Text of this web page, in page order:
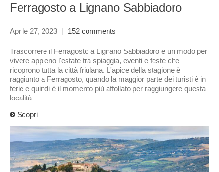
Ferragosto a Lignano Sabbiadoro
Aprile 27, 2023 | 152 comments
Trascorrere il Ferragosto a Lignano Sabbiadoro è un modo per
vivere appieno l'estate tra spiaggia, eventi e feste che
ricoprono tutta la città friulana. L'apice della stagione è
raggiunto a Ferragosto, quando la maggior parte dei turisti è in
ferie e quindi è il momento più affollato per raggiungere questa
località
Scopri